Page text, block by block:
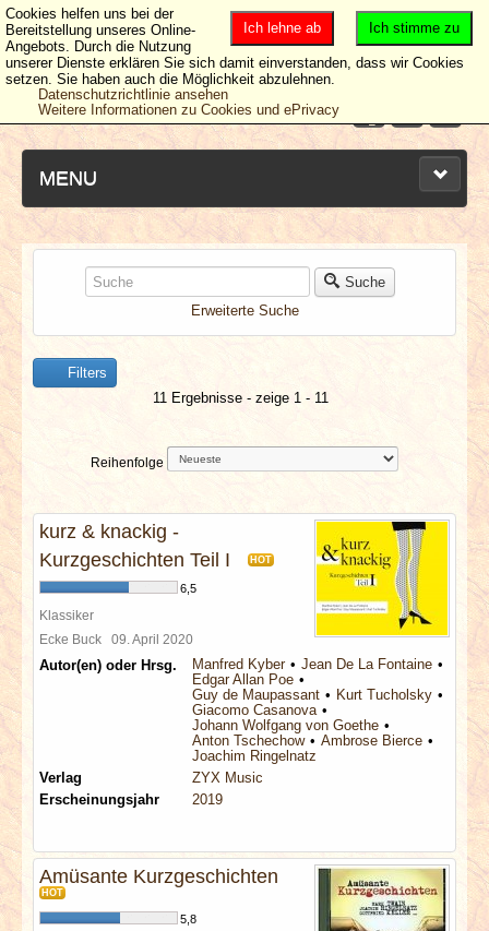
MENU
NEUESTE ARTIKEL
NEWS & DATES
BERICHTE
VERLOSUNGEN
SPECIALS
REDAKTION
LINKS
Suche
Erweiterte Suche
Filters
11 Ergebnisse - zeige 1 - 11
Reihenfolge
kurz & knackig -
Kurzgeschichten Teil I
HOT
6,5
Klassiker
Ecke Buck 09. April 2020
Autor(en) oder Hrsg. Manfred Kyber
Jean De La Fontaine
Edgar Allan Poe
Guy de Maupassant
Kurt Tucholsky
Giacomo Casanova
Johann Wolfgang von Goethe
Anton Tschechow
Ambrose Bierce
Joachim Ringelnatz
Verlag
ZYX Music
Erscheinungsjahr
2019
Amüsante Kurzgeschichten
HOT
5,8
Ich stimme zu
Ich lehne ab
Cookies helfen uns bei der
Bereitstellung unseres Online-
Angebots. Durch die Nutzung
unserer Dienste erklären Sie sich damit einverstanden, dass wir Cookies
setzen. Sie haben auch die Möglichkeit abzulehnen.
Datenschutzrichtlinie ansehen
Weitere Informationen zu Cookies und ePrivacy